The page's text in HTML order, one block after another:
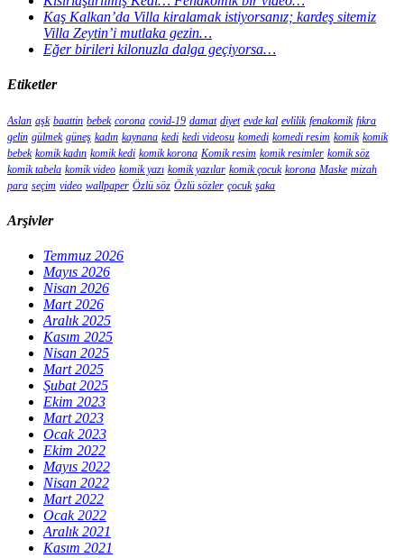
Kaş Kalkan’da Villa kiralamak istiyorsanız; kardeş sitemiz
Villa Zeytin’i mutlaka gezin…
Eğer birileri kilonuzla dalga geçiyorsa…
Etiketler
Aslan aşk baattin bebek corona covid-19 damat diyet evde kal evlilik fenakomik fıkra
gelin gülmek güneş kadın kaynana kedi kedi videosu komedi komedi resim komik komik
bebek komik kadın komik kedi komik korona Komik resim komik resimler komik söz
komik tabela komik video komik yazı komik yazılar komik çocuk korona Maske mizah
para seçim video wallpaper Özlü söz Özlü sözler çocuk şaka
Arşivler
Temmuz 2026
Mayıs 2026
Nisan 2026
Mart 2026
Aralık 2025
Kasım 2025
Nisan 2025
Mart 2025
Şubat 2025
Ekim 2023
Mart 2023
Ocak 2023
Ekim 2022
Mayıs 2022
Nisan 2022
Mart 2022
Ocak 2022
Aralık 2021
Kasım 2021